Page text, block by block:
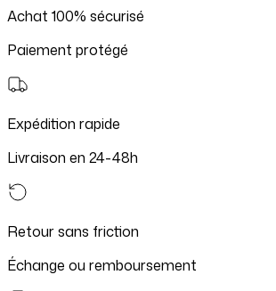
Achat 100% sécurisé
Paiement protégé
Expédition rapide
Livraison en 24-48h
Retour sans friction
Échange ou remboursement